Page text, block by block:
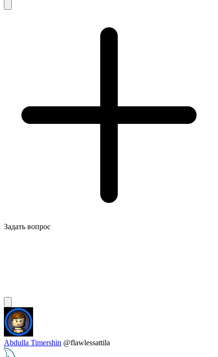
Задать вопрос
Abdulla Timershin @flawlessattila